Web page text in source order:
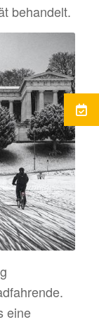
behandelt.
eine